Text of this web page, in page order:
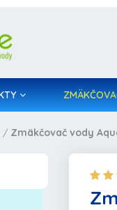
/ Zmäkčovač vody